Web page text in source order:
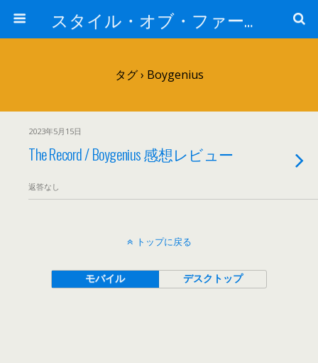
スタイル・オブ・ファー・イースト
タグ › Boygenius
2023年5月15日
The Record / Boygenius 感想レビュー
返答なし
トップに戻る
モバイル デスクトップ